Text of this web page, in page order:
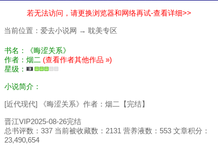
若无法访问，请更换浏览器和网络再试-查看详细>>
当前位置： 爱去小说网 → 耽美专区
书名：《晦涩关系》
作者：烟二 (查看作者其他作品 »)
星级：
小说简介：
[近代现代] 《晦涩关系》作者：烟二【完结】
晋江VIP2025-08-26完结
总书评数：337 当前被收藏数：2131 营养液数：553 文章积分：
23,490,654